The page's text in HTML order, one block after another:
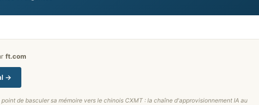
ft.com
→
point de basculer sa mémoire vers le chinois CXMT : la chaîne d'approvisionnement IA au